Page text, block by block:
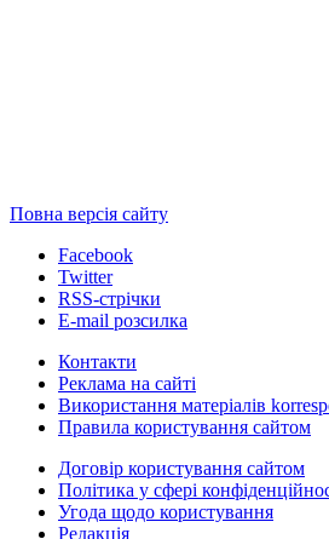
Повна версія сайту
Facebook
Twitter
RSS-стрічки
E-mail розсилка
Контакти
Реклама на сайті
Використання матеріалів
Правила користування сайтом
Договір користування сайтом
Політика у сфері
Угода щодо користування
Редакція